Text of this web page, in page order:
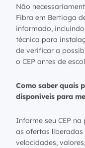
Não
Fibra em Bertioga
informado,
técnica para
de verificar a
o CEP antes de
Como saber quais
disponíveis para
Informe seu CEP
as ofertas
velocidades,